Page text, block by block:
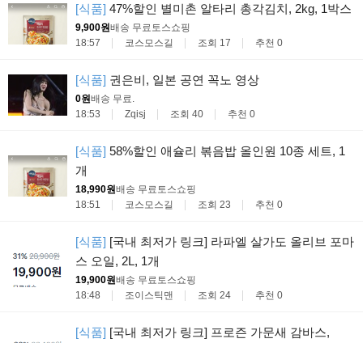
[식품] 47%할인 별미촌 알타리 총각김치, 2kg, 1박스
9,900원배송 무료토스쇼핑
18:57
코스모스길 조회 17 추천 0
[식품] 권은비, 일본 공연 꼭노 영상
0원배송 무료.
18:53
Zqisj 조회 40 추천 0
[식품] 58%할인 애슐리 볶음밥 올인원 10종 세트, 1
개
18,990원배송 무료토스쇼핑
18:51
코스모스길 조회 23 추천 0
[식품] [국내 최저가 링크] 라파엘 살가도 올리브 포마
스 오일, 2L, 1개
19,900원배송 무료토스쇼핑
18:48
조이스틱맨 조회 24 추천 0
[식품] [국내 최저가 링크] 프로즌 가문새 감바스,